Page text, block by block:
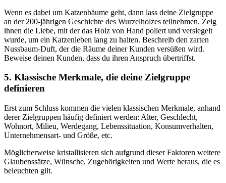
Wenn es dabei um Katzenbäume geht, dann lass deine Zielgruppe
an der 200-jährigen Geschichte des Wurzelholzes teilnehmen. Zeig
ihnen die Liebe, mit der das Holz von Hand poliert und versiegelt
wurde, um ein Katzenleben lang zu halten. Beschreib den zarten
Nussbaum-Duft, der die Räume deiner Kunden versüßen wird.
Beweise deinen Kunden, dass du ihren Anspruch übertriffst.
5. Klassische Merkmale, die deine Zielgruppe
definieren
Erst zum Schluss kommen die vielen klassischen Merkmale, anhand
derer Zielgruppen häufig definiert werden: Alter, Geschlecht,
Wohnort, Milieu, Werdegang, Lebenssituation, Konsumverhalten,
Unternehmensart- und Größe, etc.
Möglicherweise kristallisieren sich aufgrund dieser Faktoren weitere
Glaubenssätze, Wünsche, Zugehörigkeiten und Werte heraus, die es
beleuchten gilt.